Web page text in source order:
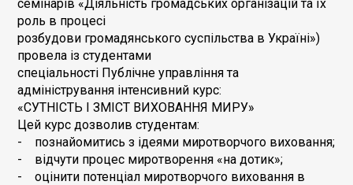
семінарів «Діяльність громадських організацій та їх
роль в процесі
розбудови громадянського суспільства в Україні»)
провела із студентами
спеціальності Публічне управління та
адміністрування інтенсивний курс:
«СУТНІСТЬ І ЗМІСТ ВИХОВАННЯ МИРУ»
Цей курс дозволив студентам:
- познайомитись з ідеями миротворчого виховання;
- відчути процес миротворення «на дотик»;
- оцінити потенціал миротворчого виховання в